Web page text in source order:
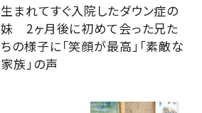
生まれてすぐ入院したダウン症の
妹 2ヶ月後に初めて会った兄た
ちの様子に「笑顔が最高」「素敵な
家族」の声